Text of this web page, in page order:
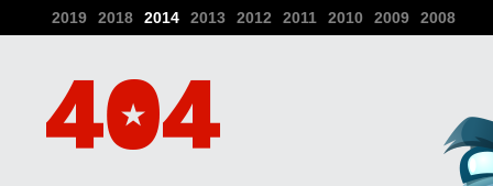
2019 2018 2014 2013 2012 2011 2010 2009 2008